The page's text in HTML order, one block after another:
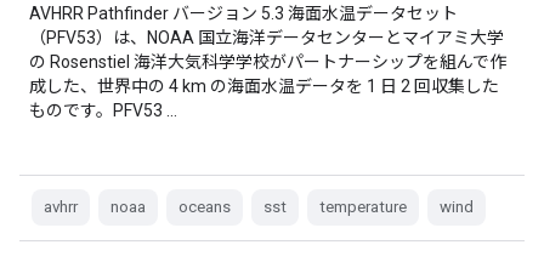
AVHRR Pathfinder バージョン 5.3 海面水温データセット
（PFV53）は、NOAA 国立海洋データセンターとマイアミ大学
の Rosenstiel 海洋大気科学学校がパートナーシップを組んで作
成した、世界中の 4 km の海面水温データを 1 日 2 回収集した
ものです。PFV53 …
avhrr noaa oceans sst temperature wind